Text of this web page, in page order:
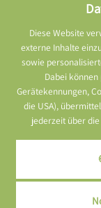
Diese Website
externe Inhalte
sowie
Dabei können
Gerätekennungen,
die USA),
jederzeit über